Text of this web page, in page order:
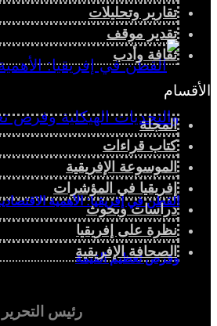
القطن في إفريقيا: الأهمية
وفرص تعظيم القيمة
تقارير وتحليلات
تقدير موقف
ثقافة وأدب
الأقسام
المجلة
كتاب قراءات
الموسوعة الإفريقية
إفريقيا في المؤشرات
دراسات وبحوث
نظرة على إفريقيا
الصحافة الإفريقية
رئيس التحرير